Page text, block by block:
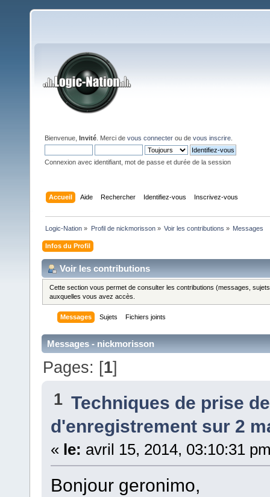
Bienvenue, Invité . Merci de vous connecter ou de vous inscrire
Connexion avec identifiant, mot de passe et durée de la session
Accueil Aide Rechercher Identifiez-vous Inscrivez-vous
Logic-Nation » Profil de nickmorisson» Voir les contributions » Messages
Infos du Profil
Voir les contributions
Cette section vous permet de consulter les contributions (messages,
auxquelles vous avez accès.
Messages Sujets Fichiers joints
Messages - nickmorisson
Pages: [1]
1 Techniques de prise
d'enregistrement sur 2
« le: avril 15, 2014, 03:10:31
Bonjour geronimo,